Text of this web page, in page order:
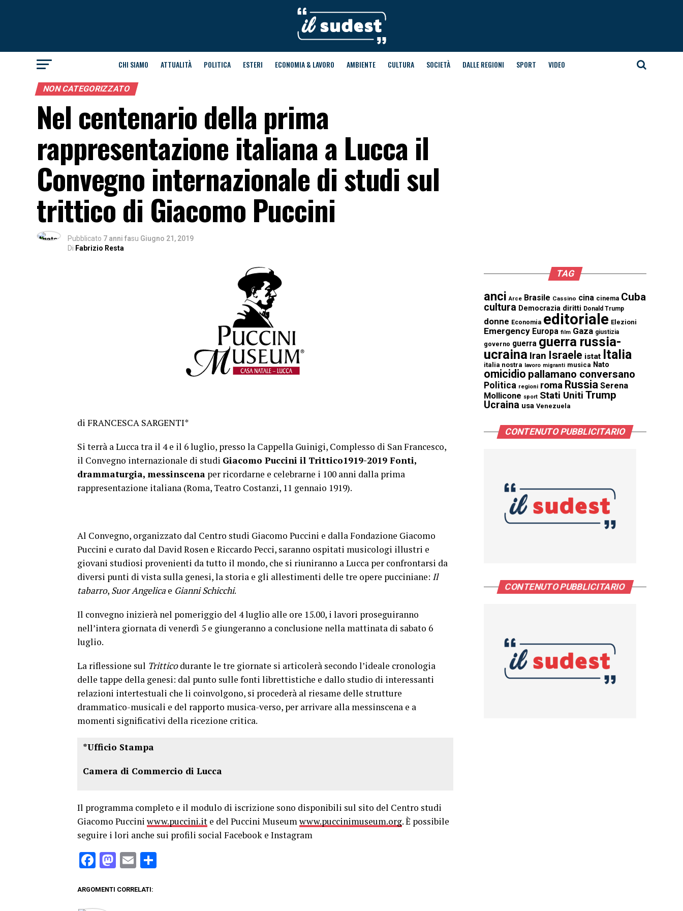
CHI SIAMO ATTUALITÀ POLITICA ESTERI ECONOMIA & LAVORO AMBIENTE CULTURA SOCIETÀ DALLE REGIONI SPORT VIDEO
NON CATEGORIZZATO
Nel centenario della prima
rappresentazione italiana a Lucca il
Convegno internazionale di studi sul
trittico di Giacomo Puccini
Pubblicato 7 anni fasu Giugno 21, 2019
Di Fabrizio Resta
di FRANCESCA SARGENTI*
Si terrà a Lucca tra il 4 e il 6 luglio, presso la Cappella Guinigi, Complesso di San Francesco,
il Convegno internazionale di studi Giacomo Puccini il Trittico1919-2019 Fonti,
drammaturgia, messinscena per ricordarne e celebrarne i 100 anni dalla prima
rappresentazione italiana (Roma, Teatro Costanzi, 11 gennaio 1919).
Al Convegno, organizzato dal Centro studi Giacomo Puccini e dalla Fondazione Giacomo
Puccini e curato dal David Rosen e Riccardo Pecci, saranno ospitati musicologi illustri e
giovani studiosi provenienti da tutto il mondo, che si riuniranno a Lucca per confrontarsi da
diversi punti di vista sulla genesi, la storia e gli allestimenti delle tre opere pucciniane: Il
tabarro, Suor Angelica e Gianni Schicchi.
Il convegno inizierà nel pomeriggio del 4 luglio alle ore 15.00, i lavori proseguiranno
nell’intera giornata di venerdì 5 e giungeranno a conclusione nella mattinata di sabato 6
luglio.
La riflessione sul Tritticodurante le tre giornate si articolerà secondo l’ideale cronologia
delle tappe della genesi: dal punto sulle fonti librettistiche e dallo studio di interessanti
relazioni intertestuali che li coinvolgono, si procederà al riesame delle strutture
drammatico-musicali e del rapporto musica-verso, per arrivare alla messinscena e a
momenti significativi della ricezione critica.
*Ufficio Stampa
Camera di Commercio di Lucca
Il programma completo e il modulo di iscrizione sono disponibili sul sito del Centro studi
Giacomo Puccini www.puccini.it e del Puccini Museumwww.puccinimuseum.org. È possibile
seguire i lori anche sui profili social Facebook e Instagram
Facebook
Mastodon
Email
ARGOMENTI CORRELATI:
TAG
anci Arce Brasile Cassino cina cinema Cuba
cultura Democrazia diritti Donald Trump
donne Economia editoriale Elezioni
Emergency Europa film Gaza giustizia
governo guerra guerra russia-
ucraina Iran Israele istat Italia
italia nostra lavoro migranti musica Nato
omicidio pallamano conversano
Politica regioni roma Russia Serena
Mollicone sport Stati Uniti Trump
Ucraina usa Venezuela
CONTENUTO PUBBLICITARIO
CONTENUTO PUBBLICITARIO